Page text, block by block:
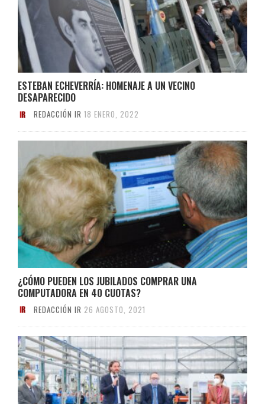
ESTEBAN ECHEVERRÍA: HOMENAJE A UN VECINO
DESAPARECIDO
REDACCIÓN IR 18 ENERO, 2022
¿CÓMO PUEDEN LOS JUBILADOS COMPRAR UNA
COMPUTADORA EN 40 CUOTAS?
REDACCIÓN IR 26 AGOSTO, 2021